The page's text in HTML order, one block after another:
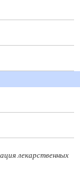
лекарственных